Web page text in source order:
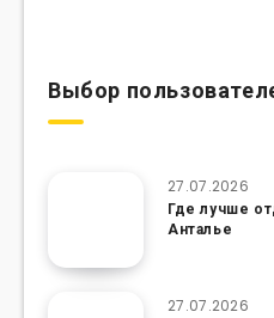
Выбор
27.07.2026
Где лучше
Анталье
27.07.2026